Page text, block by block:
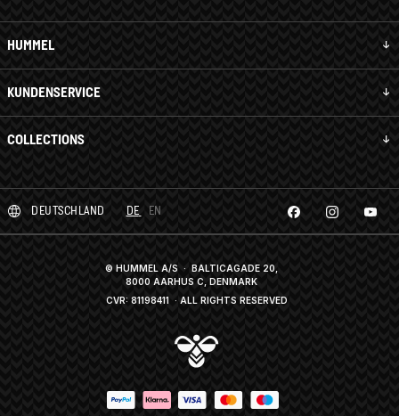
HUMMEL
KUNDENSERVICE
COLLECTIONS
DEUTSCHLAND DE EN
© HUMMEL A/S · BALTICAGADE 20,
8000 AARHUS C, DENMARK
CVR: 81198411 · ALL RIGHTS RESERVED